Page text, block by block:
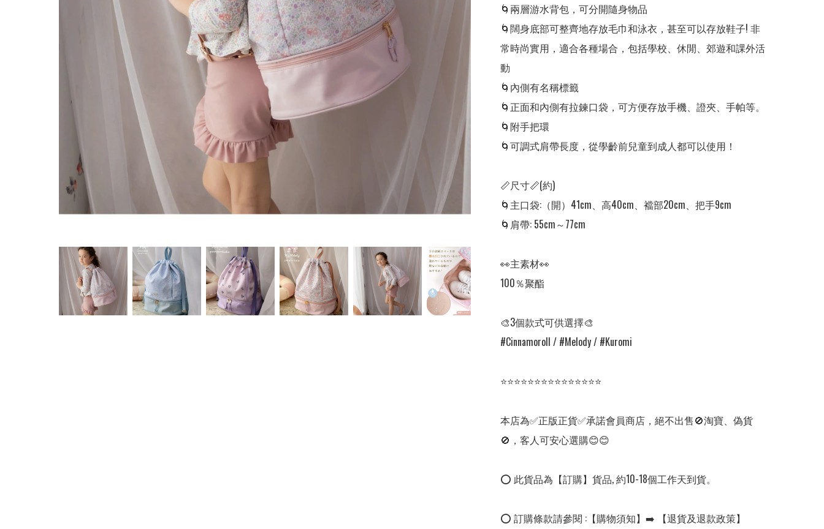
🌀兩層游水背包，可分開隨身物品
🌀闊身底部可整齊地存放毛巾和泳衣，甚至可以存放鞋子! 非
常時尚實用，適合各種場合，包括學校、休閒、郊遊和課外活
動
🌀內側有名稱標籤
🌀正面和內側有拉鍊口袋，可方便存放手機、證夾、手帕等。
🌀附手把環
🌀可調式肩帶長度，從學齡前兒童到成人都可以使用！
📏尺寸📏(約)
🌀主口袋:（開）41cm、高40cm、襠部20cm、把手9cm
🌀肩帶: 55cm～77cm
👀主素材👀
100％聚酯
🎨3個款式可供選擇🎨
#Cinnamoroll / #Melody / #Kuromi
⭐⭐⭐⭐⭐⭐⭐⭐⭐⭐⭐⭐⭐⭐⭐
本店為✅正版正貨✅承諾會員商店，絕不出售🚫淘寶、偽貨
🚫，客人可安心選購😊😊
⭕ 此貨品為【訂購】貨品, 約10-18個工作天到貨。
⭕ 訂購條款請參閱 :【購物須知】➡️ 【退貨及退款政策】